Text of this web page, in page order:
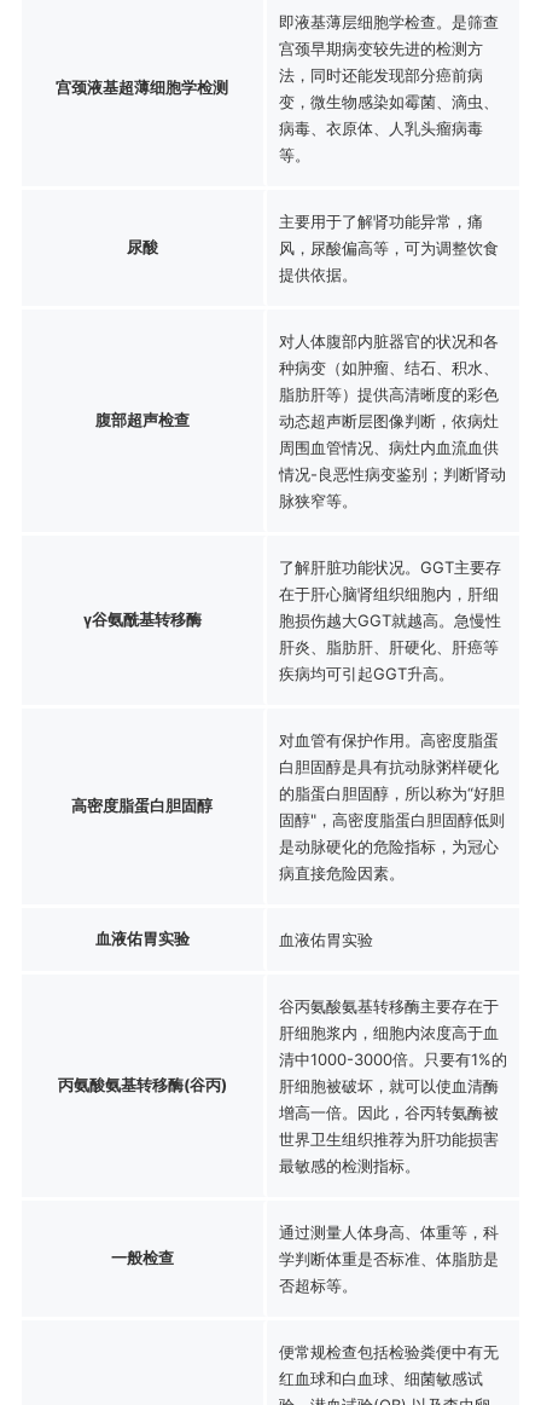
宫颈液基超薄细胞学检测
即液基薄层细胞学检查。是筛查
宫颈早期病变较先进的检测方
法，同时还能发现部分癌前病
变，微生物感染如霉菌、滴虫、
病毒、衣原体、人乳头瘤病毒
等。
尿酸
主要用于了解肾功能异常，痛
风，尿酸偏高等，可为调整饮食
提供依据。
腹部超声检查
对人体腹部内脏器官的状况和各
种病变（如肿瘤、结石、积水、
脂肪肝等）提供高清晰度的彩色
动态超声断层图像判断，依病灶
周围血管情况、病灶内血流血供
情况-良恶性病变鉴别；判断肾动
脉狭窄等。
γ谷氨酰基转移酶
了解肝脏功能状况。GGT主要存
在于肝心脑肾组织细胞内，肝细
胞损伤越大GGT就越高。急慢性
肝炎、脂肪肝、肝硬化、肝癌等
疾病均可引起GGT升高。
高密度脂蛋白胆固醇
对血管有保护作用。高密度脂蛋
白胆固醇是具有抗动脉粥样硬化
的脂蛋白胆固醇，所以称为“好胆
固醇"，高密度脂蛋白胆固醇低则
是动脉硬化的危险指标，为冠心
病直接危险因素。
血液佑胃实验 血液佑胃实验
丙氨酸氨基转移酶(谷丙)
谷丙氨酸氨基转移酶主要存在于
肝细胞浆内，细胞内浓度高于血
清中1000-3000倍。只要有1%的
肝细胞被破坏，就可以使血清酶
增高一倍。因此，谷丙转氨酶被
世界卫生组织推荐为肝功能损害
最敏感的检测指标。
一般检查
通过测量人体身高、体重等，科
学判断体重是否标准、体脂肪是
否超标等。
便常规检查包括检验粪便中有无
红血球和白血球、细菌敏感试